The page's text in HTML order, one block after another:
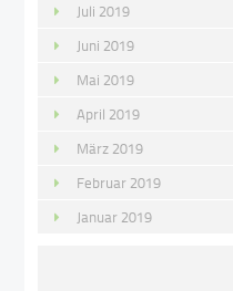
Juli 2019
Juni 2019
Mai 2019
April 2019
März 2019
Februar 2019
Januar 2019